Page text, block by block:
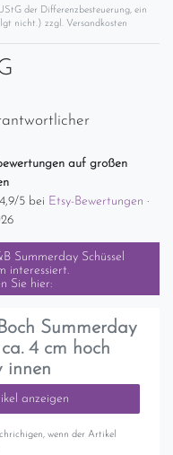
der Differenzbesteuerung, ein
nicht.) zzgl. Versandkosten
auf großen
4,9/5 bei Etsy-Bewertungen ·
Summerday Schüssel
interessiert.
Sie hier:
Summerday
4 cm hoch
innen
anzeigen
wenn der Artikel